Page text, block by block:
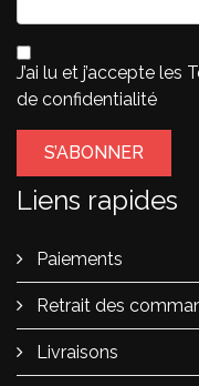
J’ai lu et j’accepte les
de confidentialité
Liens rapides
Paiements
Retrait des
Livraisons